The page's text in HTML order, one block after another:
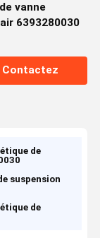
vanne
6393280030
Contactez
de
suspension
de